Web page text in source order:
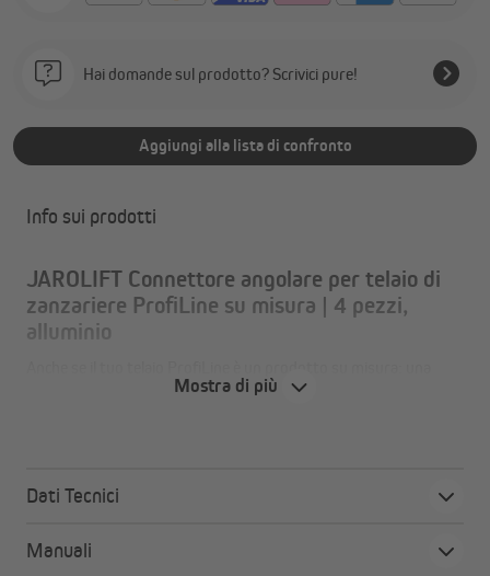
Hai domande sul prodotto? Scrivici pure!
Aggiungi alla lista di confronto
Info sui prodotti
JAROLIFT Connettore angolare per telaio di
zanzariere ProfiLine su misura | 4 pezzi,
alluminio
piccola parte persa non è un problema. Puoi sempre riordinare i
Tutti i vantaggi a colpo d'occhio
I connettori angolari in alluminio possono essere
Mostra di più
Dati Tecnici
Manuali